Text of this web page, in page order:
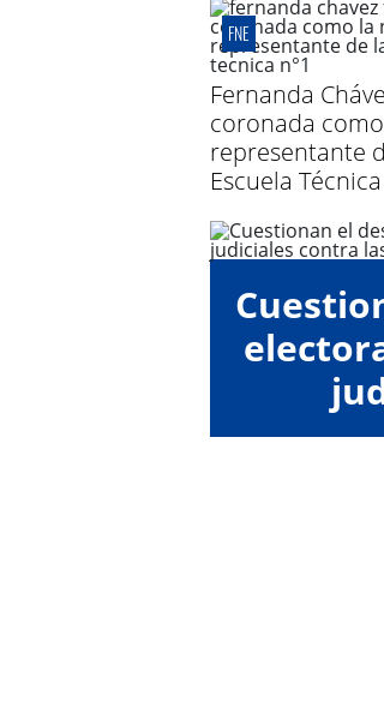
FNE
Fernanda
coronada
representante
Escuela Técnica